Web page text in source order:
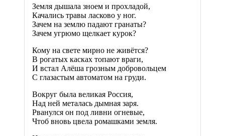
Земля дышала зноем и прохладой,
Качались травы ласково у ног.
Зачем на землю падают гранаты?
Зачем угрюмо щелкает курок?
Кому на свете мирно не живётся?
В рогатых касках топают враги,
И встал Алёша грозным добровольцем
С глазастым автоматом на груди.
Вокруг была великая Россия,
Над ней металась дымная заря.
Рванулся он под ливни огневые,
Чтоб вновь цвела ромашками земля.